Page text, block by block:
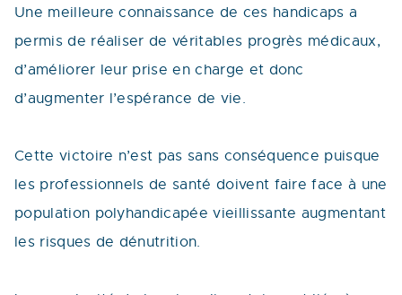
Une meilleure connaissance de ces handicaps a
permis de réaliser de véritables progrès médicaux,
d’améliorer leur prise en charge et donc
d’augmenter l’espérance de vie.
Cette victoire n’est pas sans conséquence puisque
les professionnels de santé doivent faire face à une
population polyhandicapée vieillissante augmentant
les risques de dénutrition.